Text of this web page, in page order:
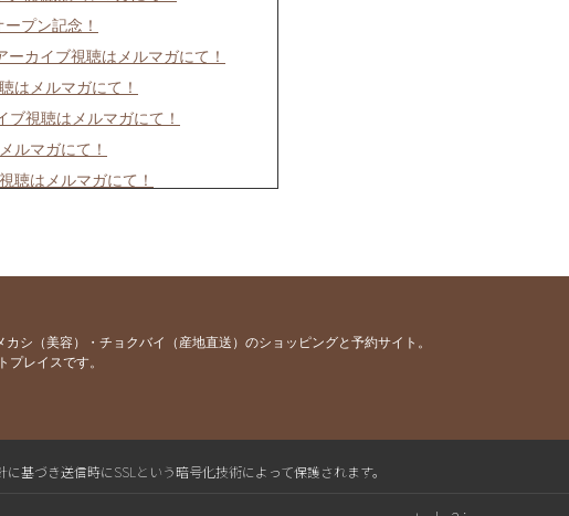
プン記念！
カイブ視聴はメルマガにて！
はメルマガにて！
視聴はメルマガにて！
ルマガにて！
聴はメルマガにて！
ルマガにて！
聴はメルマガにて！
ルマガにて！
シ（美容）・チョクバイ（産地直送）のショッピングと予約サイト。
レイスです。
基づき送信時にSSLという暗号化技術によって保護されます。